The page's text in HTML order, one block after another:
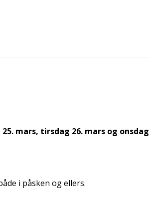
mars, tirsdag 26. mars og onsdag
i påsken og ellers.